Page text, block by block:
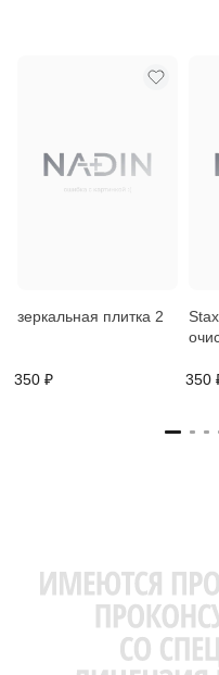
зеркальная плитка 2
350 ₽ 350